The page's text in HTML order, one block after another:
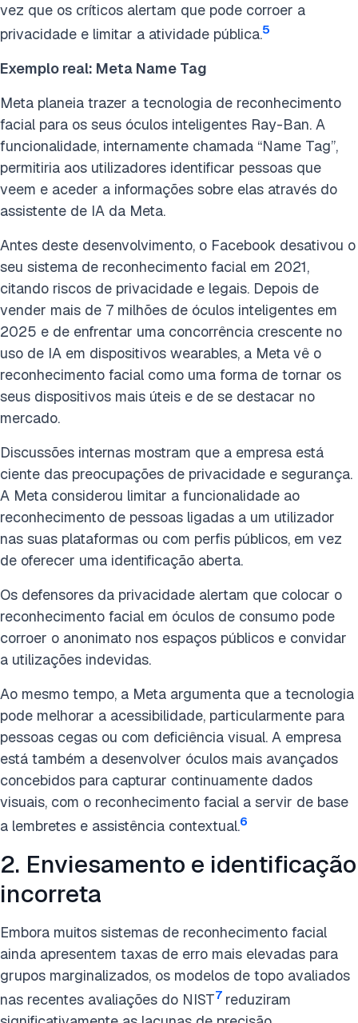
vez que os críticos alertam que pode corroer a
privacidade e limitar a atividade pública.5
Exemplo real: Meta Name Tag
Meta planeia trazer a tecnologia de reconhecimento
facial para os seus óculos inteligentes Ray-Ban. A
funcionalidade, internamente chamada “Name Tag”,
permitiria aos utilizadores identificar pessoas que
veem e aceder a informações sobre elas através do
assistente de IA da Meta.
Antes deste desenvolvimento, o Facebook desativou o
seu sistema de reconhecimento facial em 2021,
citando riscos de privacidade e legais. Depois de
vender mais de 7 milhões de óculos inteligentes em
2025 e de enfrentar uma concorrência crescente no
uso de IA em dispositivos wearables, a Meta vê o
reconhecimento facial como uma forma de tornar os
seus dispositivos mais úteis e de se destacar no
mercado.
Discussões internas mostram que a empresa está
ciente das preocupações de privacidade e segurança.
A Meta considerou limitar a funcionalidade ao
reconhecimento de pessoas ligadas a um utilizador
nas suas plataformas ou com perfis públicos, em vez
de oferecer uma identificação aberta.
Os defensores da privacidade alertam que colocar o
reconhecimento facial em óculos de consumo pode
corroer o anonimato nos espaços públicos e convidar
a utilizações indevidas.
Ao mesmo tempo, a Meta argumenta que a tecnologia
pode melhorar a acessibilidade, particularmente para
pessoas cegas ou com deficiência visual. A empresa
está também a desenvolver óculos mais avançados
concebidos para capturar continuamente dados
visuais, com o reconhecimento facial a servir de base
a lembretes e assistência contextual.6
2. Enviesamento e identificação
incorreta
Embora muitos sistemas de reconhecimento facial
ainda apresentem taxas de erro mais elevadas para
grupos marginalizados, os modelos de topo avaliados
nas recentes avaliações do NIST7 reduziram